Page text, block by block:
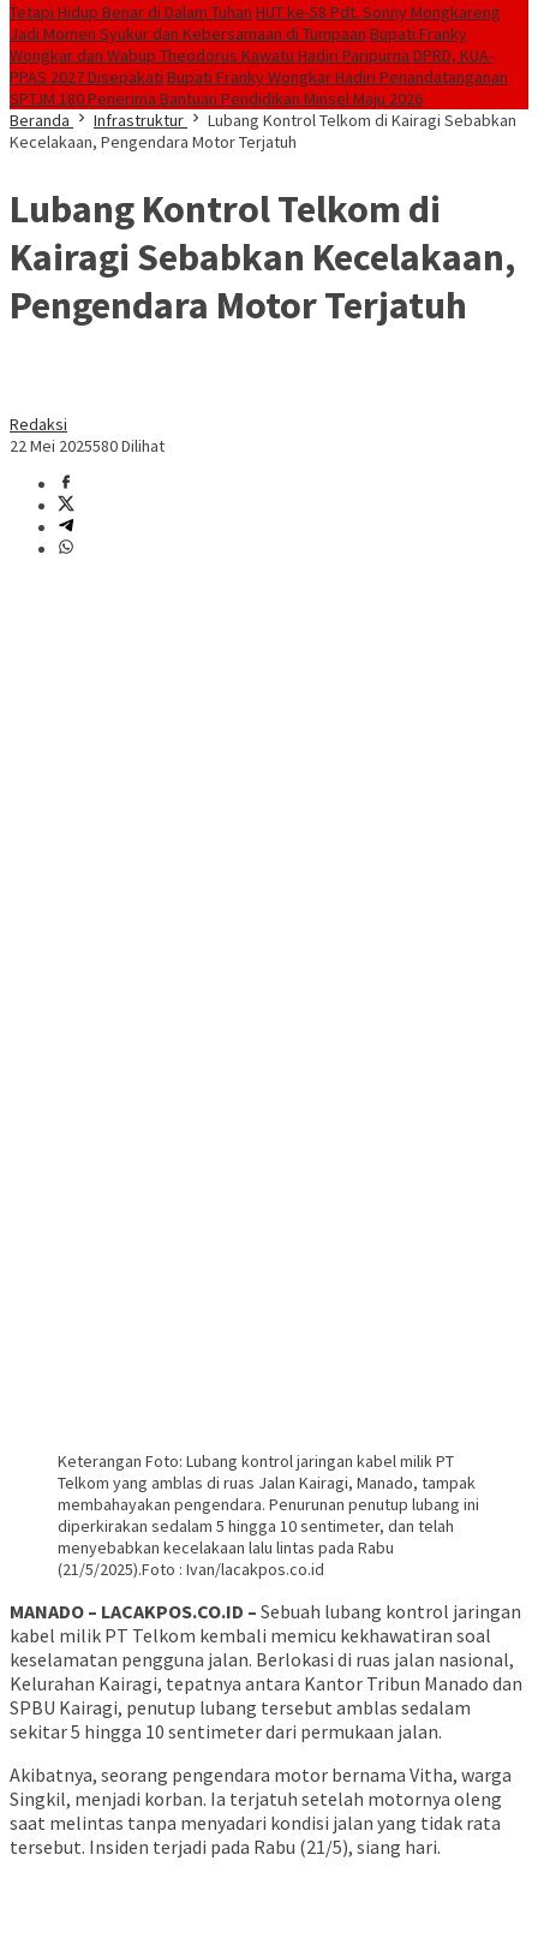
Tetapi Hidup Benar di Dalam Tuhan HUT ke-58 Pdt. Sonny Mongkareng
Jadi Momen Syukur dan Kebersamaan di Tumpaan Bupati Franky
Wongkar dan Wabup Theodorus Kawatu Hadiri Paripurna DPRD, KUA-
PPAS 2027 Disepakati Bupati Franky Wongkar Hadiri Penandatanganan
SPTJM 180 Penerima Bantuan Pendidikan Minsel Maju 2026
Beranda
Infrastruktur
Lubang Kontrol Telkom di Kairagi Sebabkan
Kecelakaan, Pengendara Motor Terjatuh
Lubang Kontrol Telkom di
Kairagi Sebabkan Kecelakaan,
Pengendara Motor Terjatuh
Redaksi
22 Mei 2025580 Dilihat
Keterangan Foto: Lubang kontrol jaringan kabel milik PT
Telkom yang amblas di ruas Jalan Kairagi, Manado, tampak
membahayakan pengendara. Penurunan penutup lubang ini
diperkirakan sedalam 5 hingga 10 sentimeter, dan telah
menyebabkan kecelakaan lalu lintas pada Rabu
(21/5/2025).Foto : Ivan/lacakpos.co.id
MANADO – LACAKPOS.CO.ID – Sebuah lubang kontrol jaringan
kabel milik PT Telkom kembali memicu kekhawatiran soal
keselamatan pengguna jalan. Berlokasi di ruas jalan nasional,
Kelurahan Kairagi, tepatnya antara Kantor Tribun Manado dan
SPBU Kairagi, penutup lubang tersebut amblas sedalam
sekitar 5 hingga 10 sentimeter dari permukaan jalan.
Akibatnya, seorang pengendara motor bernama Vitha, warga
Singkil, menjadi korban. Ia terjatuh setelah motornya oleng
saat melintas tanpa menyadari kondisi jalan yang tidak rata
tersebut. Insiden terjadi pada Rabu (21/5), siang hari.